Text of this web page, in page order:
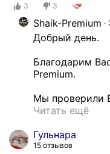
3 3
Shaik-Premium
Добрый день.
Благодарим
Premium.
Мы проверили
Читать ещё
Гульнара
15 отзывов